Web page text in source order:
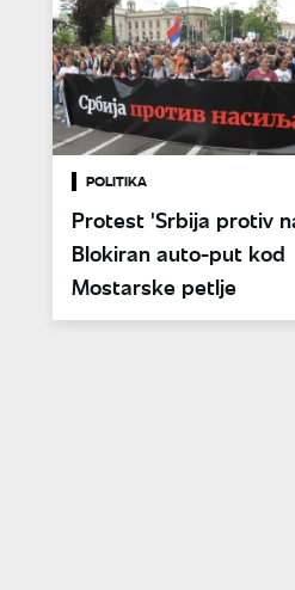
POLITIKA
Protest 'Srbija protiv
Blokiran auto-put kod
Mostarske petlje